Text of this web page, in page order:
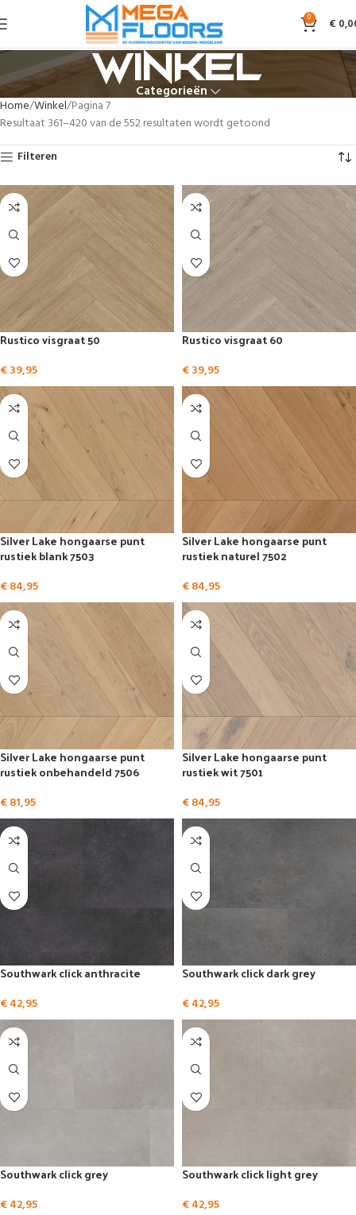
0 €
Winkel
Categorieën
Home Winkel Pagina 7
Resultaat 361–420 van de 552 resultaten wordt getoond
Filteren
Rustico visgraat 50
€39,95
Rustico visgraat 60
€39,95
Silver Lake hongaarse punt
rustiek blank 7503
€84,95
Silver Lake hongaarse punt
rustiek naturel 7502
€84,95
Silver Lake hongaarse punt
rustiek onbehandeld 7506
€81,95
Silver Lake hongaarse punt
rustiek wit 7501
€84,95
Southwark click anthracite
€42,95
Southwark click dark grey
€42,95
Southwark click grey
€42,95
Southwark click light grey
€42,95